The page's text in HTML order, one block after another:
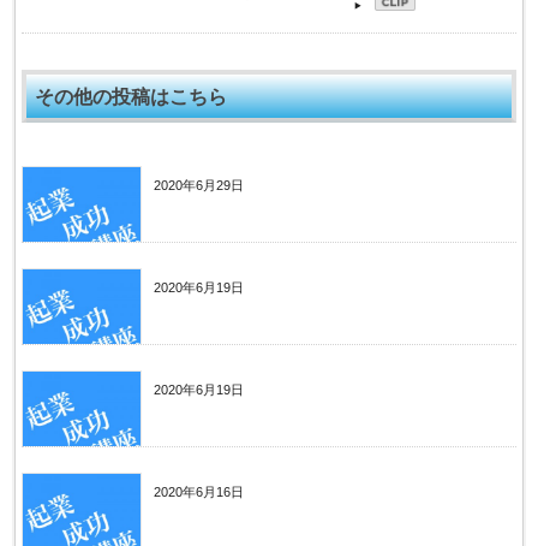
その他の投稿はこちら
2020年6月29日
ら３月に開業した事業者の方）
2020年6月19日
容と費用を抑えるポイントについて解説
2020年6月19日
最低でも必要な金額について紹介！
2020年6月16日